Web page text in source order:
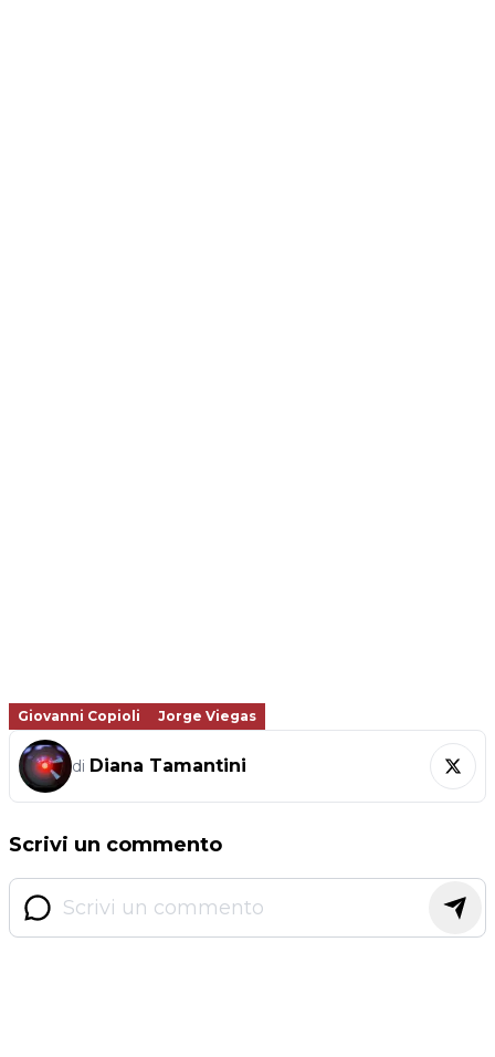
Giovanni Copioli Jorge Viegas
di Diana Tamantini
Scrivi un commento